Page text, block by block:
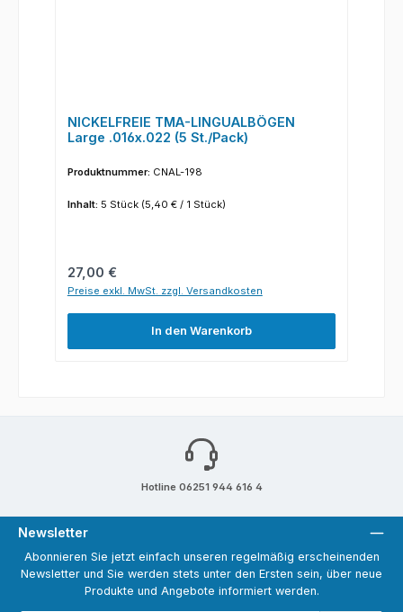
NICKELFREIE TMA-LINGUALBÖGEN
Large .016x.022 (5 St./Pack)
Produktnummer: CNAL-198
Inhalt: 5 Stück (5,40 € / 1 Stück)
Regulärer Preis:
27,00 €
Preise exkl. MwSt. zzgl. Versandkosten
In den Warenkorb
Hotline 06251 944 616 4
Newsletter
Abonnieren Sie jetzt einfach unseren regelmäßig erscheinenden
Newsletter und Sie werden stets unter den Ersten sein, über neue
Produkte und Angebote informiert werden.